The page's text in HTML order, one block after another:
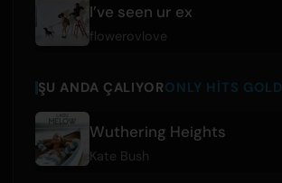
I’ve seen ur ex
flowerovlove
ŞU ANDA ÇALIYORONLY HITS GOLD
Wuthering Heights
Kate Bush